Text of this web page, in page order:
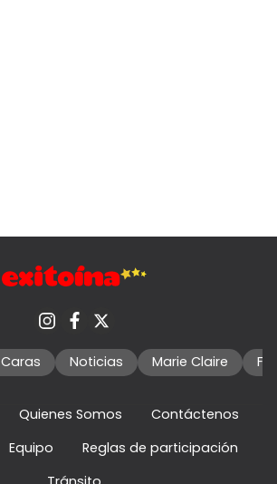
Caras Noticias Marie Claire
Quienes Somos
Contáctenos
Equipo
Reglas de participación